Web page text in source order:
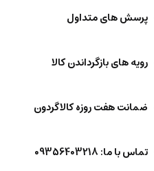
پرسش های متداول
رویه های بازگرداندن کالا
ضمانت هفت روزه کالاگردون
تماس با ما: 09356403218